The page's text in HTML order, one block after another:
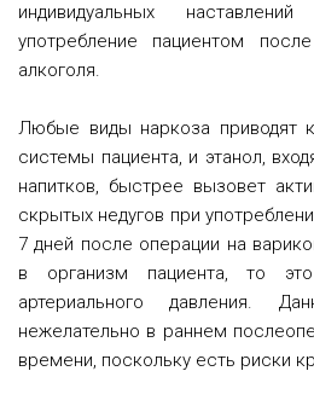
индивидуальных
употребление пациентом
алкоголя.
Любые виды наркоза приводят
системы пациента, и этанол,
напитков, быстрее вызовет
скрытых недугов при
7 дней после операции на
в организм пациента, то
артериального давления.
нежелательно в раннем
времени, поскольку есть риски